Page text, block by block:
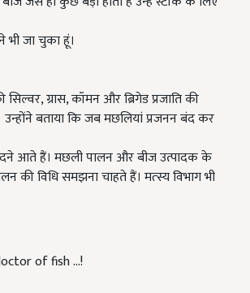
भी जा चुका हूं।
ग्रास, कॉमन और ब्रिगेड प्रजाति की
उन्‍होंने बताया कि जब मछलियां प्रजनन बंद कर
आते हैं। मछली पालन और बीज उत्पादक के
विधि समझना चाहते हैं। मत्‍स्य विभाग भी
of fish ...!